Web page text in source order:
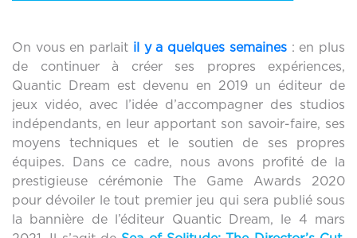
On vous en parlait il y a quelques semaines: en plus
de continuer à créer ses propres expériences,
Quantic Dream est devenu en 2019 un éditeur de
jeux vidéo, avec l’idée d’accompagner des studios
indépendants, en leur apportant son savoir-faire, ses
moyens techniques et le soutien de ses propres
équipes. Dans ce cadre, nous avons profité de la
prestigieuse cérémonie The Game Awards 2020
pour dévoiler le tout premier jeu qui sera publié sous
la bannière de l’éditeur Quantic Dream, le 4 mars